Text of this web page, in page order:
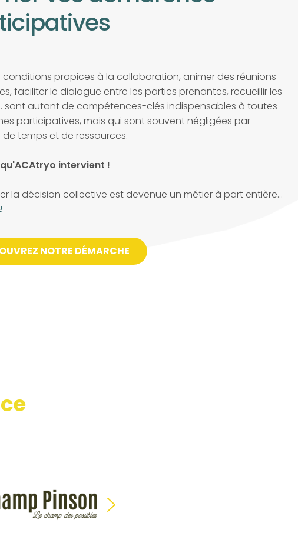
conditions propices à la collaboration, animer des réunions
faciliter le dialogue entre les parties prenantes, recueillir les
sont autant de compétences-clés indispensables à toutes
participatives, mais qui sont souvent négligées par
temps et de ressources.
intervient !
la décision collective est devenue un métier à part entière...
NOTRE DÉMARCHE